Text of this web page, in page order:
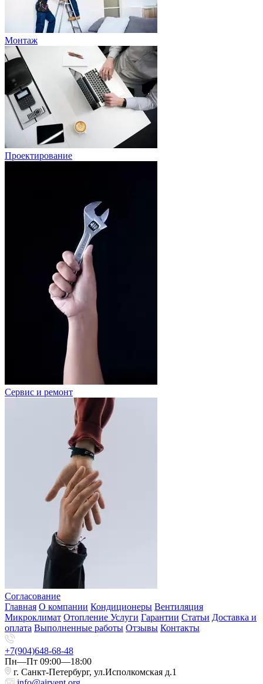
Монтаж
Проектирование
Сервис и ремонт
Согласование
Главная О компании Кондиционеры Вентиляция
Микроклимат Отопление Услуги Гарантии Статьи Доставка и
оплата Выполненные работы Отзывы Контакты
+7(904)648-68-48
Пн—Пт 09:00—18:00
г. Санкт-Петербург, ул.Исполкомская д.1